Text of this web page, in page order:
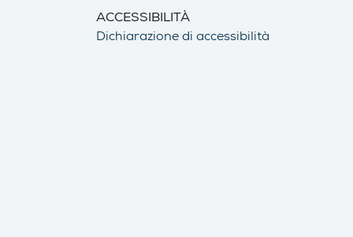
ACCESSIBILITÀ
Dichiarazione di accessibilità